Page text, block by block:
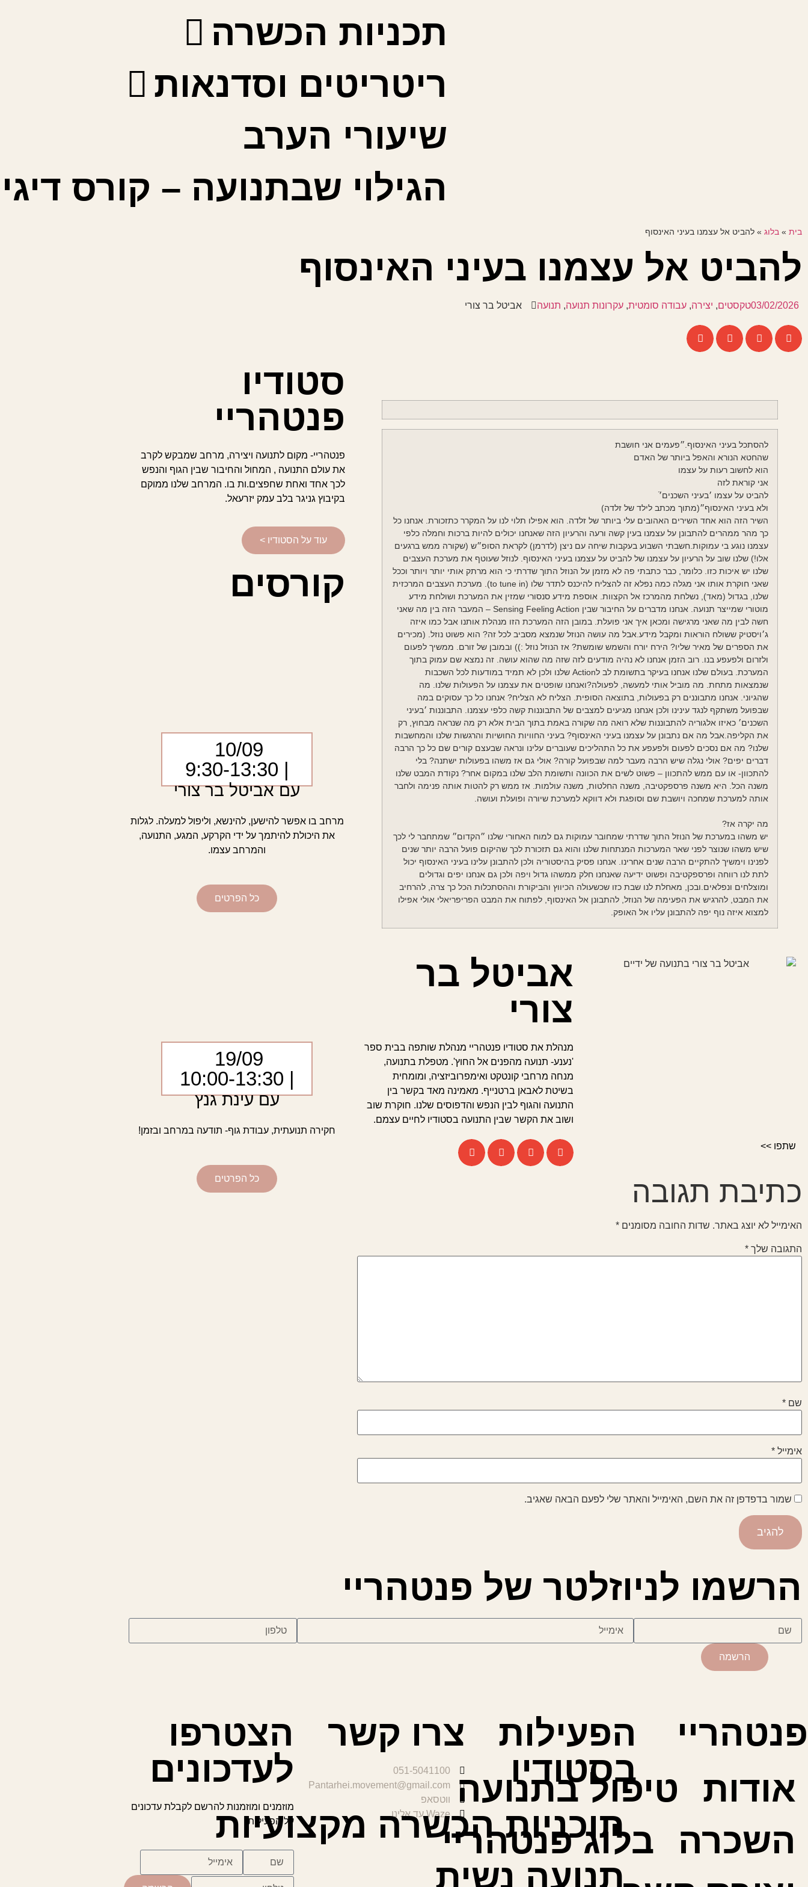
תכניות הכשרה
ריטריטים וסדנאות
שיעורי הערב
הגילוי שבתנועה – קורס
בית » בלוג » להביט אל עצמנו בעיני האינסוף
להביט אל עצמנו בעיני האינסוף
03/02/2026טקסטים, יצירה, עבודה סומטית, עקרונות תנועה, תנועה אביטל בר צורי
להסתכל בעיני האינסוף.״פעמים אני חושבת
שהחטא הנורא והאפל ביותר של האדם
הוא לחשוב רעות על עצמו
אני קוראת לזה
להביט על עצמו ׳בעיני השכנים׳ֿ
ולא בעיני האינסוף״(מתוך מכתב לילד של זלדה)
השיר הזה הוא אחד השירים האהובים עלי ביותר של זלדה. הוא אפילו תלוי לנו על המקרר כתזכורת. אנחנו כל
כך מהר ממהרים להתבונן על עצמנו בעין קשה ורעה והרעיון הזה שאנחנו יכולים להיות ברכות וחמלה כלפי
עצמנו נוגע בי עמוקות.חשבתי השבוע בעקבות שיחה עם ניצן (לדרמן) לקראת הסופ״ש (שקורה ממש ברגעים
אלו!) שלנו שוב על הרעיון על עצמנו של להביט על עצמנו בעיני האינסוף. לנוזל שעוטף את מערכת העצבים
שלנו יש איכות כזו. כלומר, כבר כתבתי פה לא מזמן על הנוזל התוך שדרתי כי הוא מרתק אותי יותר ויותר וככל
שאני חוקרת אותו אני מגלה כמה נפלא זה להצליח להיכנס לתדר שלו (to tune in). מערכת העצבים המרכזית
שלנו, בגדול (מאד), נשלחת מהמרכז אל הקצוות. אוספת מידע סנסורי שמזין את המערכת ושולחת מידע
מוטורי שמייצר תנועה. אנחנו מדברים על החיבור שבין Sensing Feeling Action – המעבר הזה בין מה שאני
חשה לבין מה שאני מרגישה ומכאן איך אני פועלת. במובן הזה המערכת הזו מנהלת אותנו אבל כמו איזה
ג׳ויסטיק ששולח הוראות ומקבל מידע.אבל מה עושה הנוזל שנמצא מסביב לכל זה? הוא פשוט נוזל. (מכירים
את הספרים של מאיר שליו? הירח יורח והשמש שומשת? אז הנוזל נוזל :)) ובמובן של זורם. ממשיך לפעום
ולזרום ולפעפע בנו. רוב הזמן אנחנו לא נהיה מודעים לזה שזה מה שהוא עושה. זה נמצא שם עמוק בתוך
המערכת. בעולם שלנו אנחנו בעיקר בתשומת לב לAction שלנו ולכן לא תמיד במודעות לכל השכבות
שנמצאות מתחת. מה מוביל אותי למעשה, לפעולה?ואנחנו שופטים את עצמנו על הפעולות שלנו. מה
שהגיוני. אנחנו מתבוננים רק בפעולות, בתוצאה הסופית. הצליח לא הצליח? אנחנו כל כך עסוקים במה
שבפועל משתקף לנגד עינינו ולכן אנחנו מגיעים למצבים של התבוננות קשה כלפי עצמנו. התבוננות ׳בעיני
השכנים׳ כאיזו אלגוריה להתבוננות שלא רואה מה שקורה באמת בתוך הבית אלא רק מה שנראה מבחוץ, רק
את הקליפה.אבל מה אם נתבונן על עצמנו בעיני האינסוף? בעיני החוויות החושיות והרגשות שלנו והמחשבות
שלנו? מה אם נסכים לפעום ולפעפע את כל התהליכים שעוברים עלינו ונראה שבעצם קורים שם כל כך הרבה
דברים יפים? אולי נגלה שיש הרבה מעבר למה שבפועל קורה? אולי גם אז משהו בפעולות ישתנה? בלי
להתכוון- או עם ממש להתכוון – פשוט לשים את הכוונה ותשומת הלב שלנו במקום אחר? נקודת המבט שלנו
משנה הכל. היא משנה פרספקטיבה, משנה החלטות, משנה עולמות. אז ממש רק להטות אותה פנימה ולחבר
אותה למערכת שמחכה ויושבת שם וסופגת ולא דווקא למערכת שיורה ופועלת ועושה.
מה יקרה אז?
יש משהו במערכת של הנוזל התוך שדרתי שמחובר עמוקות גם למוח האחורי שלנו ״הקדום״ שמתחבר לי לכך
שיש משהו שנוצר לפני שאר המערכות המנתחות שלנו והוא גם תזכורת לכך שהיקום פועל הרבה יותר שנים
לפנינו וימשיך להתקיים הרבה שנים אחרינו. אנחנו פסיק בהיסטוריה ולכן להתבונן עלינו בעיני האינסוף יכול
לתת לנו רווחה ופרספקטיבה ופשוט ידיעה שאנחנו חלק ממשהו גדול ויפה ולכן גם אנחנו יפים וגדולים
ומוצלחים ונפלאים.ובכן, מאחלת לנו שבת כזו שכשעולה הכיווץ והביקורת וההסתכלות הכל כך צרה, להרחיב
את המבט, להרגיש את הפעימה של הנוזל, להתבונן אל האינסוף, לפתוח את המבט הפריפריאלי אולי אפילו
למצוא איזה נוף יפה להתבונן עליו אל האופק.
אביטל בר
צורי
מנהלת את סטודיו פנטהריי מנהלת שותפה בבית ספר
'נענע- תנועה מהפנים אל החוץ'. מטפלת בתנועה,
מנחה מרחבי קונטקט ואימפרוביזציה, ומומחית
בשיטת לאבאן ברטנייף. מאמינה מאד בקשר בין
התנועה והגוף לבין הנפש והדפוסים שלנו. חוקרת שוב
ושוב את הקשר שבין התנועה בסטודיו לחיים עצמם.
שתפו >>
כתיבת תגובה
האימייל לא יוצג באתר. שדות החובה מסומנים *
התגובה שלך *
שם *
אימייל *
שמור בדפדפן זה את השם, האימייל והאתר שלי לפעם הבאה שאגיב.
סטודיו
פנטהריי
פנטהריי- מקום לתנועה ויצירה, מרחב שמבקש לקרב
את עולם התנועה , המחול והחיבור שבין הגוף והנפש
לכך אחד ואחת שחפצים.ות בו. המרחב שלנו ממוקם
בקיבוץ גניגר בלב עמק יזרעאל.
עוד על הסטודיו >
קורסים
10/09
| 9:30-13:30
עם אביטל בר צורי
מרחב בו אפשר להישען, להינשא, וליפול למעלה. לגלות
את היכולת להיתמך על ידי הקרקע, המגע, התנועה,
והמרחב עצמו.
כל הפרטים
19/09
| 10:00-13:30
עם עינת גנץ
חקירה תנועתית, עבודת גוף- תודעה במרחב ובזמן!
כל הפרטים
הרשמו לניוזלטר של פנטהריי
הרשמה
פנטהריי
אודות
טיפול בתנועה
השכרה
בלוג פנטהריי
הפעילות
בסטודיו
תוכניות הכשרה מקצועיות
תנועה נשית
צרו קשר
051-5041100
Pantarhei.movement@gmail.com
ווטסאפ
Waze עד אלינו
הצטרפו
לעדכונים
מוזמנים ומוזמנות להרשם לקבלת עדכונים
על הפעילות